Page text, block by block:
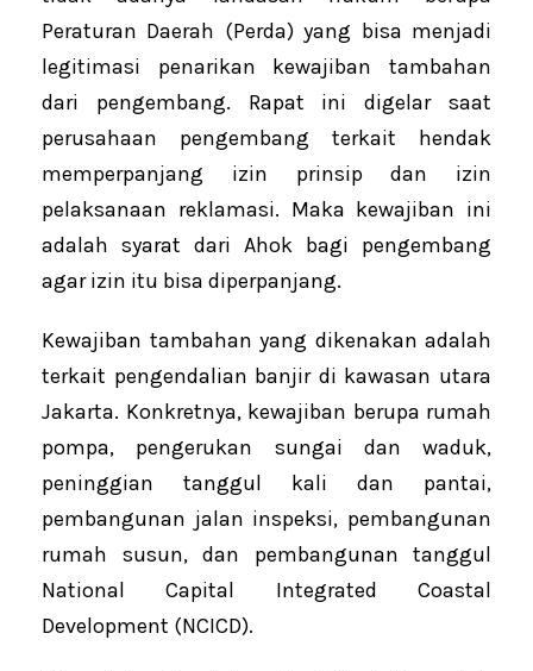
Peraturan Daerah (Perda) yang bisa menjadi
legitimasi penarikan kewajiban tambahan
dari pengembang. Rapat ini digelar saat
perusahaan pengembang terkait hendak
memperpanjang izin prinsip dan izin
pelaksanaan reklamasi. Maka kewajiban ini
adalah syarat dari Ahok bagi pengembang
agar izin itu bisa diperpanjang.
Kewajiban tambahan yang dikenakan adalah
terkait pengendalian banjir di kawasan utara
Jakarta. Konkretnya, kewajiban berupa rumah
pompa, pengerukan sungai dan waduk,
peninggian tanggul kali dan pantai,
pembangunan jalan inspeksi, pembangunan
rumah susun, dan pembangunan tanggul
National Capital Integrated Coastal
Development (NCICD).